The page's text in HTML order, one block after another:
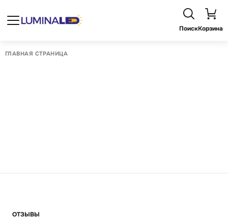
ПоискКорзина
ГЛАВНАЯ СТРАНИЦА
ОТЗЫВЫ